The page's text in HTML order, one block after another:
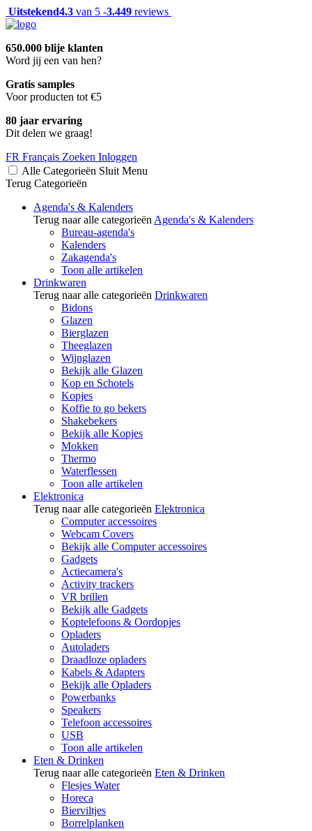
Uitstekend4.3 van 5 -3.449 reviews
650.000 blije klanten
Word jij een van hen?
Gratis samples
Voor producten tot €5
80 jaar ervaring
Dit delen we graag!
FR Français Zoeken Inloggen
Alle Categorieën Sluit Menu
Terug Categorieën
Agenda's & Kalenders
Terug naar alle categorieën Agenda's & Kalenders
Bureau-agenda's
Kalenders
Zakagenda's
Toon alle artikelen
Drinkwaren
Terug naar alle categorieën Drinkwaren
Bidons
Glazen
Bierglazen
Theeglazen
Wijnglazen
Bekijk alle Glazen
Kop en Schotels
Kopjes
Koffie to go bekers
Shakebekers
Bekijk alle Kopjes
Mokken
Thermo
Waterflessen
Toon alle artikelen
Elektronica
Terug naar alle categorieën Elektronica
Computer accessoires
Webcam Covers
Bekijk alle Computer accessoires
Gadgets
Actiecamera's
Activity trackers
VR brillen
Bekijk alle Gadgets
Koptelefoons & Oordopjes
Opladers
Autoladers
Draadloze opladers
Kabels & Adapters
Bekijk alle Opladers
Powerbanks
Speakers
Telefoon accessoires
USB
Toon alle artikelen
Eten & Drinken
Terug naar alle categorieën Eten & Drinken
Flesjes Water
Horeca
Bierviltjes
Borrelplanken